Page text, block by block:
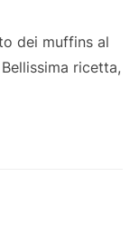
dei muffins al
ricetta,